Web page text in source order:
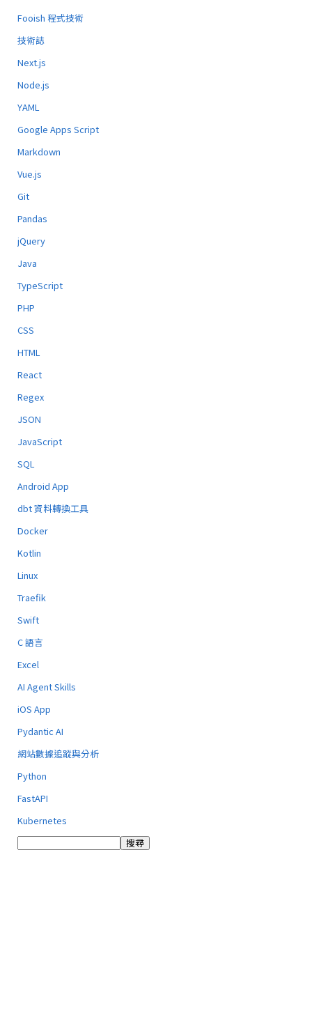
Fooish 程式技術
技術誌
Next.js
Node.js
YAML
Google Apps Script
Markdown
Vue.js
Git
Pandas
jQuery
Java
TypeScript
PHP
CSS
HTML
React
Regex
JSON
JavaScript
SQL
Android App
dbt 資料轉換工具
Docker
Kotlin
Linux
Traefik
Swift
C 語言
Excel
AI Agent Skills
iOS App
Pydantic AI
網站數據追蹤與分析
Python
FastAPI
Kubernetes